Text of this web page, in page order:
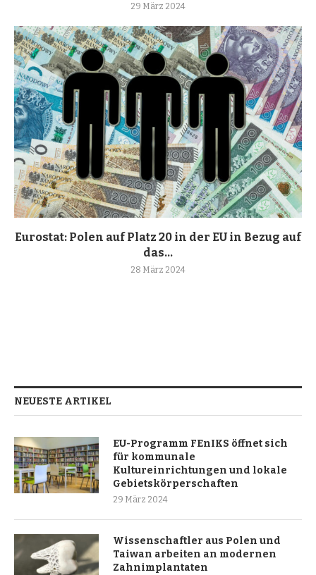
29 März 2024
Eurostat: Polen auf Platz 20 in der EU in Bezug auf
das...
28 März 2024
NEUESTE ARTIKEL
EU-Programm FEnIKS öffnet sich
für kommunale
Kultureinrichtungen und lokale
Gebietskörperschaften
29 März 2024
Wissenschaftler aus Polen und
Taiwan arbeiten an modernen
Zahnimplantaten